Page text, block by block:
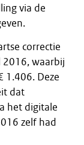
via de
correctie
2016, waarbij
1.406. Deze
dat
het digitale
zelf had